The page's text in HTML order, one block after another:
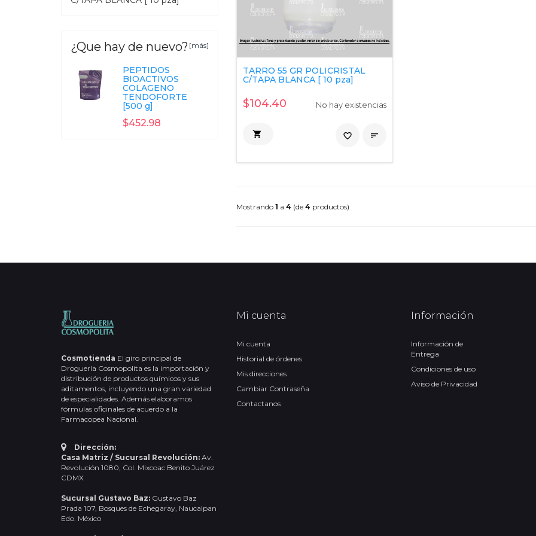
TARRO 55 GR POLICRISTAL
C/TAPA BLANCA [ 10 pza]
$104.40 No hay existencias
 
favorite_border
Mostrando 1 a 4 (de 4 productos)
¿Que hay de nuevo? [más]
PEPTIDOS
BIOACTIVOS
COLAGENO
TENDOFORTE
[500 g]
$452.98
Cosmotienda El giro principal de
Droguería Cosmopolita es la importación y
distribución de productos químicos y sus
aditamentos, incluyendo una gran variedad
de especialidades. Además elaboramos
fórmulas oficinales de acuerdo a la
Farmacopea Nacional.
Dirección:
Casa Matriz / Sucursal Revolución: Av.
Revolución 1080, Col. Mixcoac Benito Juárez
CDMX
Sucursal Gustavo Baz: Gustavo Baz
Prada 107, Bosques de Echegaray, Naucalpan
Edo. México
Mi cuenta
Mi cuenta
Historial de órdenes
Mis direcciones
Cambiar Contraseña
Contactanos
Información
Información de
Entrega
Condiciones de uso
Aviso de Privacidad